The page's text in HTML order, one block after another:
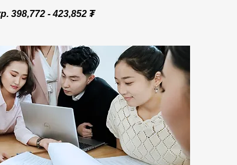
398,772 - 423,852 ₮